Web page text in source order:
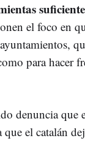
el foco en
para hacer
denuncia que
el catalán